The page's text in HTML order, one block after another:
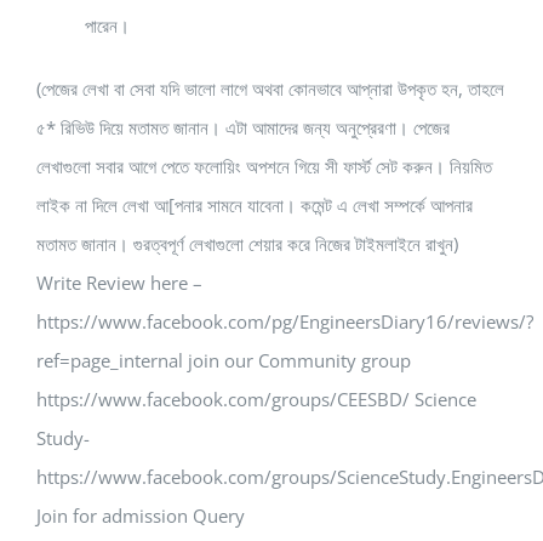
পারেন।
(পেজের লেখা বা সেবা যদি ভালো লাগে অথবা কোনভাবে আপ্নারা উপকৃত হন, তাহলে
৫* রিভিউ দিয়ে মতামত জানান। এটা আমাদের জন্য অনুপ্রেরণা। পেজের
লেখাগুলো সবার আগে পেতে ফলোয়িং অপশনে গিয়ে সী ফার্স্ট সেট করুন। নিয়মিত
লাইক না দিলে লেখা আ[পনার সামনে যাবেনা। কমেন্ট এ লেখা সম্পর্কে আপনার
মতামত জানান। গুরত্বপূর্ণ লেখাগুলো শেয়ার করে নিজের টাইমলাইনে রাখুন)
Write Review here –
https://www.facebook.com/pg/EngineersDiary16/reviews/?
ref=page_internal join our Community group
https://www.facebook.com/groups/CEESBD/ Science
Study-
https://www.facebook.com/groups/
Join for admission Query